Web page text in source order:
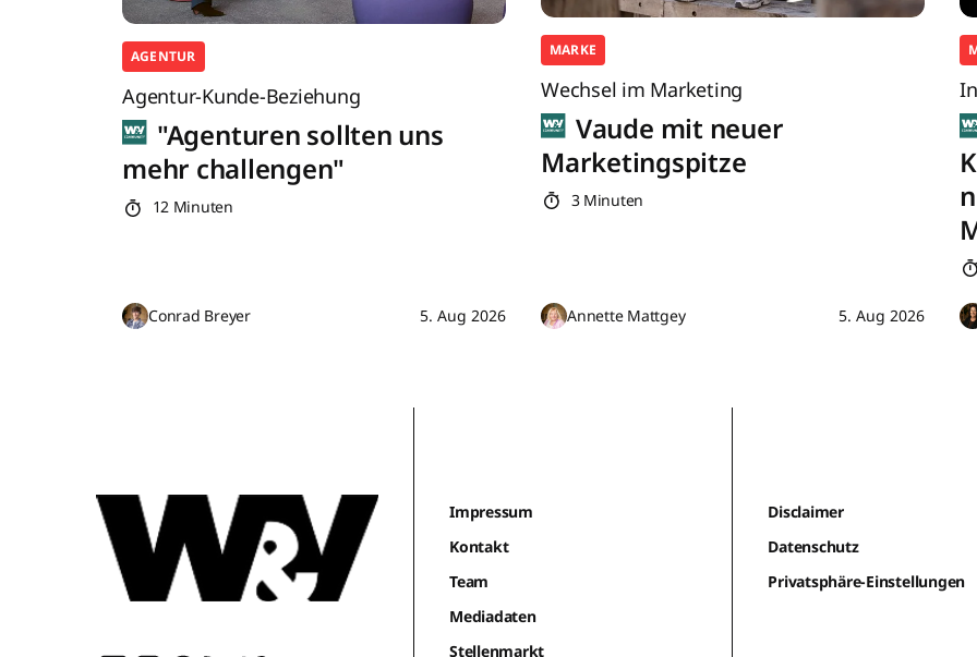
AGENTUR
Agentur-Kunde-Beziehung
"Agenturen sollten uns
mehr challengen"
12 Minuten
Conrad Breyer 5. Aug 2026
MARKE
Wechsel im Marketing
Vaude mit neuer
Marketingspitze
3 Minuten
Annette Mattgey 5. Aug 2026
Impressum
Kontakt
Team
Mediadaten
Stellenmarkt
Disclaimer
Datenschutz
Privatsphäre-Einstellungen